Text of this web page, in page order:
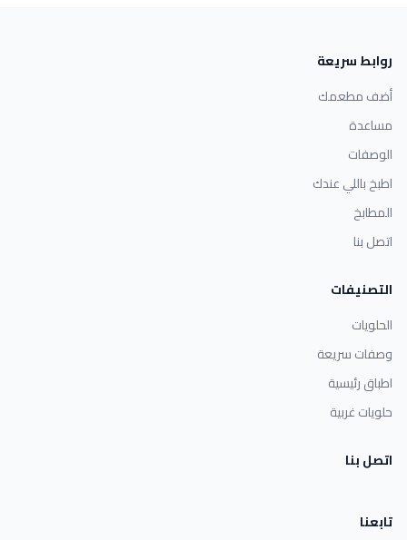
روابط سريعة
أضف مطعمك
مساعدة
الوصفات
اطبخ باللي عندك
المطابخ
اتصل بنا
التصنيفات
الحلويات
وصفات سريعة
اطباق رئيسية
حلويات غربية
اتصل بنا
تابعنا